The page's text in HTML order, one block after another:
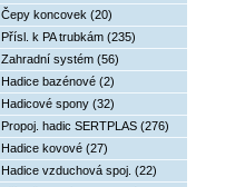
Čepy koncovek (20)
Přísl. k PA trubkám (235)
Zahradní systém (56)
Hadice bazénové (2)
Hadicové spony (32)
Propoj. hadic SERTPLAS (276)
Hadice kovové (27)
Hadice vzduchová spoj. (22)